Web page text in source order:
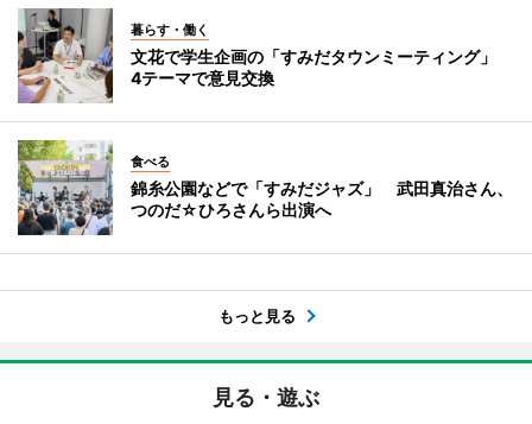
暮らす・働く
文花で学生企画の「すみだタウンミーティング」
4テーマで意見交換
食べる
錦糸公園などで「すみだジャズ」 武田真治さん、
つのだ☆ひろさんら出演へ
もっと見る
見る・遊ぶ